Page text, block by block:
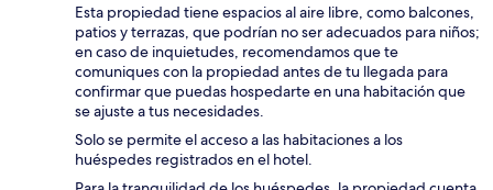
Esta propiedad tiene espacios al aire libre, como balcones,
patios y terrazas, que podrían no ser adecuados para niños;
en caso de inquietudes, recomendamos que te
comuniques con la propiedad antes de tu llegada para
confirmar que puedas hospedarte en una habitación que
se ajuste a tus necesidades.
Solo se permite el acceso a las habitaciones a los
huéspedes registrados en el hotel.